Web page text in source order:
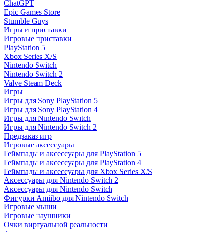
ChatGPT
Epic Games Store
Stumble Guys
Игры и приставки
Игровые приставки
PlayStation 5
Xbox Series X/S
Nintendo Switch
Nintendo Switch 2
Valve Steam Deck
Игры
Игры для Sony PlayStation 5
Игры для Sony PlayStation 4
Игры для Nintendo Switch
Игры для Nintendo Switch 2
Предзаказ игр
Игровые аксессуары
Геймпады и аксессуары для PlayStation 5
Геймпады и аксессуары для PlayStation 4
Геймпады и аксессуары для Xbox Series X/S
Аксессуары для Nintendo Switch 2
Аксессуары для Nintendo Switch
Фигурки Amiibo для Nintendo Switch
Игровые мыши
Игровые наушники
Очки виртуальной реальности